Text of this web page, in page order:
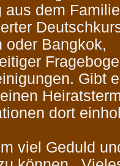
aus dem
oder Bangkok,
Gibt
dort
viel Geduld